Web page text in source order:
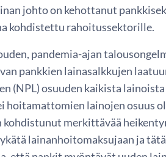
johto on kehottanut
kohdistettu rahoitussektorille.
pandemia-ajan
pankkien lainasalkkujen
(NPL) osuuden kaikista
hoitamattomien lainojen osuus
kohdistunut merkittävää
lainanhoitomaksujaan ja